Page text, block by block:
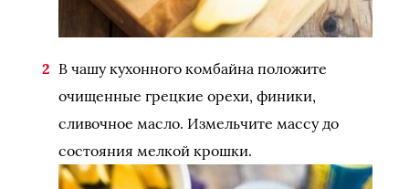
В чашу кухонного комбайна положите
очищенные грецкие орехи, финики,
сливочное масло. Измельчите массу до
состояния мелкой крошки.